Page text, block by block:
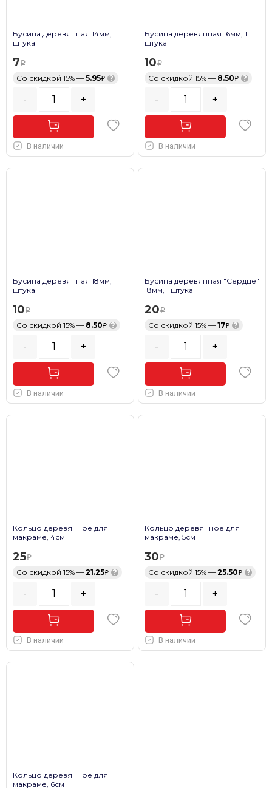
Бусина деревянная 14мм, 1
штука
7
Со скидкой 15% — 5.95 ?
- +
В наличии
Бусина деревянная 16мм, 1
штука
10
Со скидкой 15% — 8.50 ?
- +
В наличии
Бусина деревянная 18мм, 1
штука
10
Со скидкой 15% — 8.50 ?
- +
В наличии
Бусина деревянная "Сердце"
18мм, 1 штука
20
Со скидкой 15% — 17 ?
- +
В наличии
Кольцо деревянное для
макраме, 4см
25
Со скидкой 15% — 21.25 ?
- +
В наличии
Кольцо деревянное для
макраме, 5см
30
Со скидкой 15% — 25.50 ?
- +
В наличии
Кольцо деревянное для
макраме, 6см